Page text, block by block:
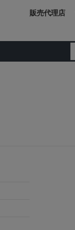
販売代理店